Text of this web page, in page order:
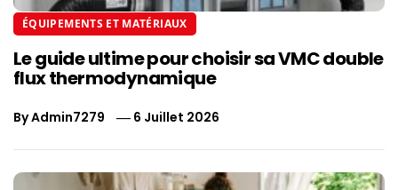
ÉQUIPEMENTS ET MATÉRIAUX
Le guide ultime pour choisir sa VMC double
flux thermodynamique
ByAdmin7279 6 Juillet 2026